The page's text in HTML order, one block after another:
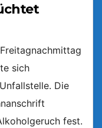
sich
Die
fest.